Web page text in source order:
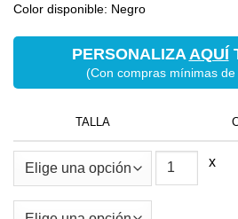
Color disponible: Negro
PERSONALIZA AQUÍ
(Con compras mínimas
TALLA
x